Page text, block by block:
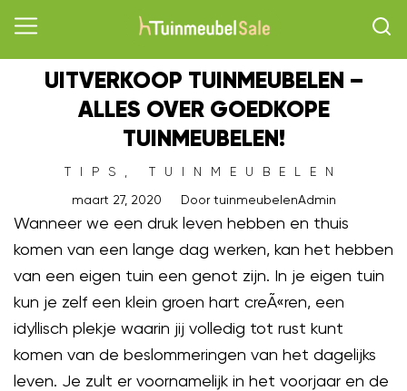
UITVERKOOP TUINMEUBELEN –
ALLES OVER GOEDKOPE
TUINMEUBELEN!
TIPS
TUINMEUBELEN
maart 27, 2020
DoortuinmeubelenAdmin
Wanneer we een druk leven hebben en thuis
komen van een lange dag werken, kan het hebben
van een eigen tuin een genot zijn. In je eigen tuin
kun je zelf een klein groen hart creÃ«ren, een
idyllisch plekje waarin jij volledig tot rust kunt
komen van de beslommeringen van het dagelijks
leven. Je zult er voornamelijk in het voorjaar en de